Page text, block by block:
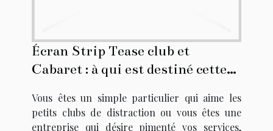
Écran Strip Tease club et
Cabaret : à qui est destiné cette
élégante ?
Vous êtes un simple particulier qui aime les
petits clubs de distraction ou vous êtes une
entreprise qui désire pimenté vos services,